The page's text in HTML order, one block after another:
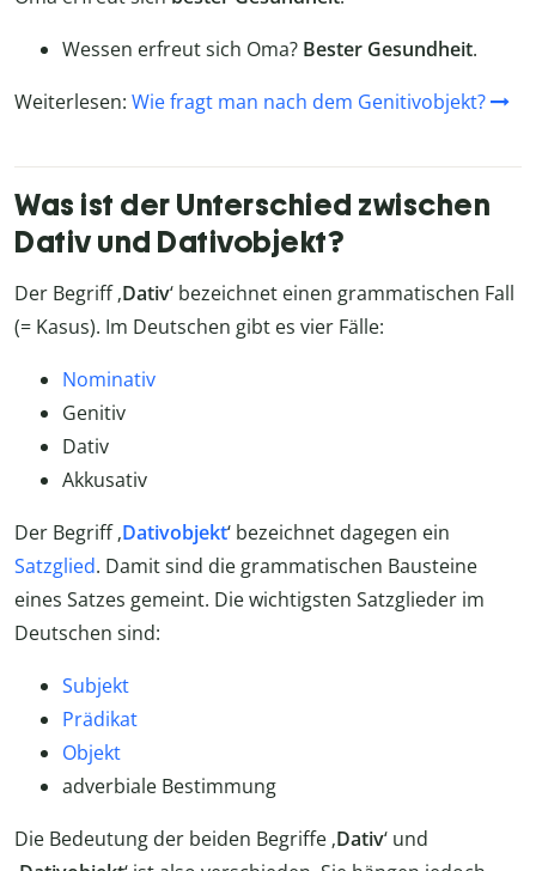
Wessen erfreut sich Oma? Bester Gesundheit.
Weiterlesen: Wie fragt man nach dem Genitivobjekt?
Was ist der Unterschied zwischen
Dativ und Dativobjekt?
Der Begriff ‚Dativ‘ bezeichnet einen grammatischen Fall
(= Kasus). Im Deutschen gibt es vier Fälle:
Nominativ
Genitiv
Dativ
Akkusativ
Der Begriff ‚Dativobjekt‘ bezeichnet dagegen ein
Satzglied. Damit sind die grammatischen Bausteine
eines Satzes gemeint. Die wichtigsten Satzglieder im
Deutschen sind:
Subjekt
Prädikat
Objekt
adverbiale Bestimmung
Die Bedeutung der beiden Begriffe ‚Dativ‘ und